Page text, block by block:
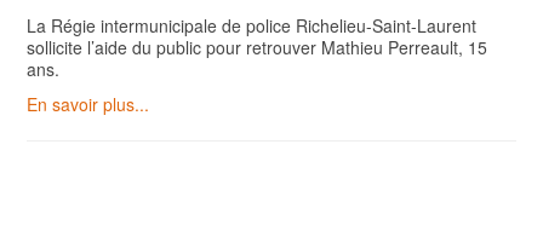
La Régie intermunicipale de police Richelieu-Saint-Laurent
sollicite l’aide du public pour retrouver Mathieu Perreault, 15
ans.
En savoir plus...